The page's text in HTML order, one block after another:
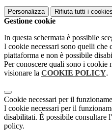
Personalizza Rifiuta tutti i cookies
Gestione cookie
In questa schermata è possibile
I cookie necessari sono quelli che
piattaforma e non è possibile
Per conoscere quali sono i cookie
visionare la COOKIE POLICY.
Cookie necessari per il
I cookie necessari per il
disabilitati. È possibile consultare
policy.